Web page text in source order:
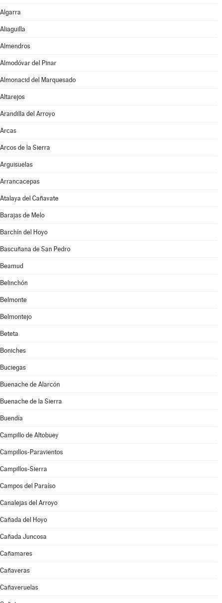
Algarra
Aliaguilla
Almendros
Almodóvar del Pinar
Almonacid del Marquesado
Altarejos
Arandilla del Arroyo
Arcas
Arcos de la Sierra
Arguisuelas
Arrancacepas
Atalaya del Cañavate
Barajas de Melo
Barchín del Hoyo
Bascuñana de San Pedro
Beamud
Belinchón
Belmonte
Belmontejo
Beteta
Boniches
Buciegas
Buenache de Alarcón
Buenache de la Sierra
Buendía
Campillo de Altobuey
Campillos-Paravientos
Campillos-Sierra
Campos del Paraíso
Canalejas del Arroyo
Cañada del Hoyo
Cañada Juncosa
Cañamares
Cañaveras
Cañaveruelas